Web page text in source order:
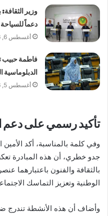
وزير
دعماً للسياحة
أغسطس 6, 2026
فاطمة حبيب
الدبلوماسية
أغسطس 5, 2026
تأكيد رسمي على دعم
وفي كلمة بالمناسبة، أكد
جدو خطري، أن هذه المبادرة
بالثقافة والفنون باعتبارهما
الوطنية وتعزيز التماسك
وأضاف أن هذه الأنشطة تندرج